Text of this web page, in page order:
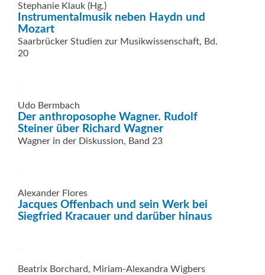
Stephanie Klauk (Hg.)
Instrumentalmusik neben Haydn und
Mozart
Saarbrücker Studien zur Musikwissenschaft, Bd.
20
Udo Bermbach
Der anthroposophe Wagner. Rudolf
Steiner über Richard Wagner
Wagner in der Diskussion, Band 23
Alexander Flores
Jacques Offenbach und sein Werk bei
Siegfried Kracauer und darüber hinaus
Beatrix Borchard, Miriam-Alexandra Wigbers